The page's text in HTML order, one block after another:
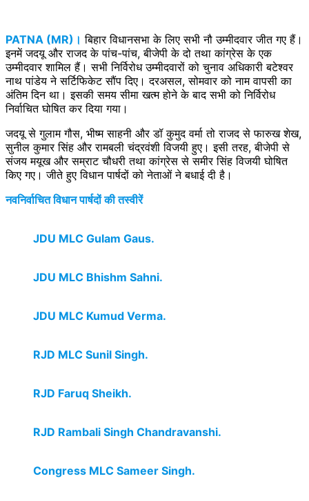
PATNA (MR)। बिहार विधानसभा के लिए सभी नौ उम्मीदवार जीत गए हैं।
इनमें जदयू और राजद के पांच-पांच, बीजेपी के दो तथा कांग्रेस के एक
उम्मीदवार शामिल हैं। सभी निर्विरोध उम्मीदवारों को चुनाव अधिकारी बटेश्वर
नाथ पांडेय ने सर्टिफिकेट सौंप दिए। दरअसल, सोमवार को नाम वापसी का
अंतिम दिन था। इसकी समय सीमा खत्म होने के बाद सभी को निर्विरोध
निर्वाचित घोषित कर दिया गया।
जदयू से गुलाम गौस, भीष्म साहनी और डॉ कुमुद वर्मा तो राजद से फारुख शेख,
सुनील कुमार सिंह और रामबली चंद्रवंशी विजयी हुए। इसी तरह, बीजेपी से
संजय मयूख और सम्राट चौधरी तथा कांग्रेस से समीर सिंह विजयी घोषित
किए गए। जीते हुए विधान पार्षदों को नेताओं ने बधाई दी है।
नवनिर्वाचित विधान पार्षदों की तस्वीरें
JDU MLC Gulam Gaus.
JDU MLC Bhishm Sahni.
JDU MLC Kumud Verma.
RJD MLC Sunil Singh.
RJD Faruq Sheikh.
RJD Rambali Singh Chandravanshi.
Congress MLC Sameer Singh.